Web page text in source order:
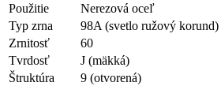
Použitie
Nerezová oceľ
Typ zrna
98A (svetlo ružový korund)
Zrnitosť
60
Tvrdosť
J (mäkká)
Štruktúra
9 (otvorená)